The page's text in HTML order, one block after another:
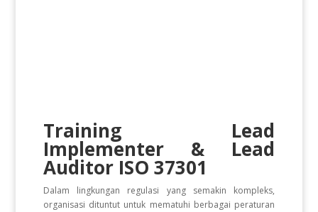
Training Lead
Implementer & Lead
Auditor ISO 37301
Dalam lingkungan regulasi yang semakin kompleks,
organisasi dituntut untuk mematuhi berbagai peraturan